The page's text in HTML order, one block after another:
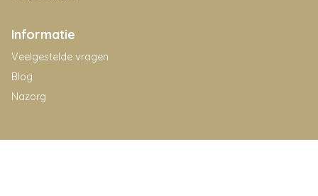
Informatie
Veelgestelde vragen
Blog
Nazorg